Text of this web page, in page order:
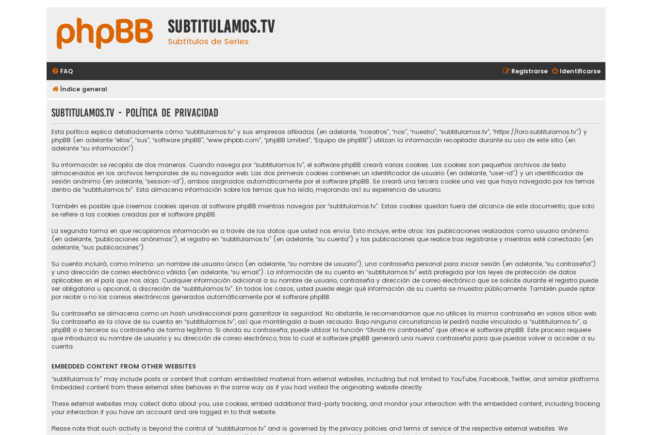
subtitulamos.tv
Subtítulos de Series
FAQ Identificarse
Registrarse
Índice general
subtitulamos.tv - Política de privacidad
Esta política explica detalladamente cómo “subtitulamos.tv” y sus empresas afiliadas (en adelante, “nosotros”, “nos”, “nuestro”, “subtitulamos.tv”, “https://foro.subtitulamos.tv”) y
phpBB (en adelante “ellos”, “sus”, “software phpBB”, “www.phpbb.com”, “phpBB Limited”, “Equipo de phpBB”) utilizan la información recopilada durante su uso de este sitio (en
adelante “su información”).
Su información se recopila de dos maneras. Cuando navega por “subtitulamos.tv”, el software phpBB creará varias cookies. Las cookies son pequeños archivos de texto
almacenados en los archivos temporales de su navegador web. Las dos primeras cookies contienen un identificador de usuario (en adelante, “user-id”) y un identificador de
sesión anónimo (en adelante, “session-id”), ambos asignados automáticamente por el software phpBB. Se creará una tercera cookie una vez que haya navegado por los temas
dentro de “subtitulamos.tv”. Esta almacena información sobre los temas que ha leído, mejorando así su experiencia de usuario.
También es posible que creemos cookies ajenas al software phpBB mientras navegas por “subtitulamos.tv”. Estas cookies quedan fuera del alcance de este documento, que solo
se refiere a las cookies creadas por el software phpBB.
La segunda forma en que recopilamos información es a través de los datos que usted nos envía. Esto incluye, entre otros: las publicaciones realizadas como usuario anónimo
(en adelante, “publicaciones anónimas”), el registro en “subtitulamos.tv” (en adelante, “su cuenta”) y las publicaciones que realice tras registrarse y mientras esté conectado (en
adelante, “sus publicaciones”).
Su cuenta incluirá, como mínimo: un nombre de usuario único (en adelante, “su nombre de usuario”), una contraseña personal para iniciar sesión (en adelante, “su contraseña”)
y una dirección de correo electrónico válida (en adelante, “su email”). La información de su cuenta en “subtitulamos.tv” está protegida por las leyes de protección de datos
aplicables en el país que nos aloja. Cualquier información adicional a su nombre de usuario, contraseña y dirección de correo electrónico que se solicite durante el registro puede
ser obligatoria u opcional, a discreción de “subtitulamos.tv”. En todos los casos, usted puede elegir qué información de su cuenta se muestra públicamente. También puede optar
por recibir o no los correos electrónicos generados automáticamente por el software phpBB.
Su contraseña se almacena como un hash unidireccional para garantizar la seguridad. No obstante, le recomendamos que no utilices la misma contraseña en varios sitios web.
Su contraseña es la clave de su cuenta en “subtitulamos.tv”, así que manténgala a buen recaudo. Bajo ninguna circunstancia le pedirá nadie vinculado a “subtitulamos.tv”, a
phpBB o a terceros su contraseña de forma legítima. Si olvida su contraseña, puede utilizar la función “Olvidé mi contraseña” que ofrece el software phpBB. Este proceso requiere
que introduzca su nombre de usuario y su dirección de correo electrónico, tras lo cual el software phpBB generará una nueva contraseña para que puedas volver a acceder a su
cuenta.
EMBEDDED CONTENT FROM OTHER WEBSITES
“subtitulamos.tv” may include posts or content that contain embedded material from external websites, including but not limited to YouTube, Facebook, Twitter, and similar platforms.
Embedded content from these external sites behaves in the same way as if you had visited the originating website directly.
These external websites may collect data about you, use cookies, embed additional third-party tracking, and monitor your interaction with the embedded content, including tracking
your interaction if you have an account and are logged in to that website.
Please note that such activity is beyond the control of “subtitulamos.tv” and is governed by the privacy policies and terms of service of the respective external websites. We